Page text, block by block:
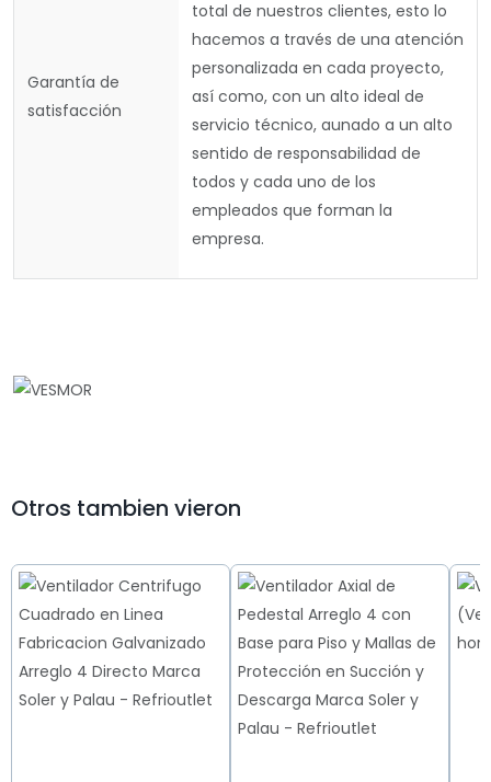
Garantía de
satisfacción
total de nuestros clientes, esto lo
hacemos a través de una atención
personalizada en cada proyecto,
así como, con un alto ideal de
servicio técnico, aunado a un alto
sentido de responsabilidad de
todos y cada uno de los
empleados que forman la
empresa.
Otros tambien vieron